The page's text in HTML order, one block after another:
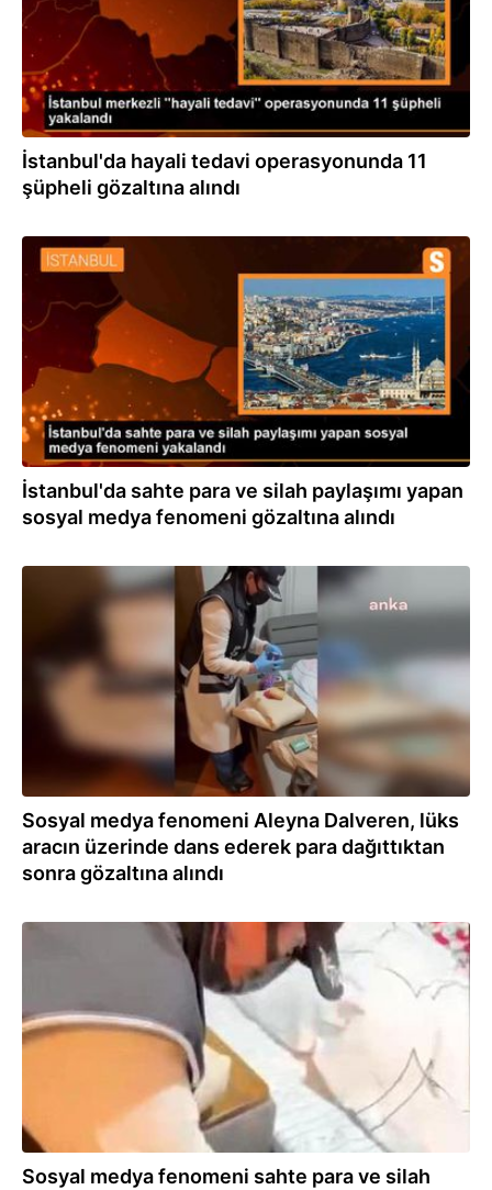
İstanbul'da hayali tedavi operasyonunda 11
şüpheli gözaltına alındı
27.02.2024
İstanbul'da sahte para ve silah paylaşımı yapan
sosyal medya fenomeni gözaltına alındı
27.02.2024
Sosyal medya fenomeni Aleyna Dalveren, lüks
aracın üzerinde dans ederek para dağıttıktan
sonra gözaltına alındı
Sosyal medya fenomeni sahte para ve silah